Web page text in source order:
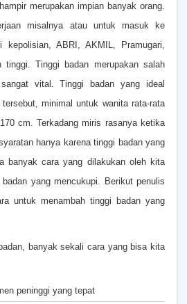
merupakan impian banyak orang.
misalnya atau untuk masuk ke
kepolisian, ABRI, AKMIL, Pramugari,
tinggi. Tinggi badan merupakan salah
vital. Tinggi badan yang ideal
tersebut, minimal untuk wanita rata-rata
cm. Terkadang miris rasanya ketika
hanya karena tinggi badan yang
banyak cara yang dilakukan oleh kita
yang mencukupi. Berikut penulis
untuk menambah tinggi badan yang
banyak sekali cara yang bisa kita
peninggi yang tepat